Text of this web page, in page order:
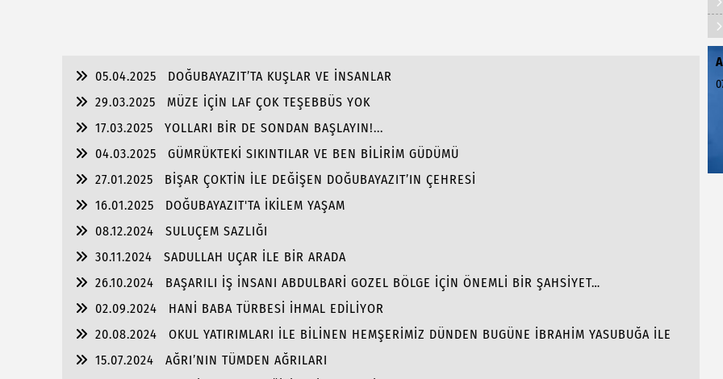
05.04.2025
DOĞUBAYAZIT’TA KUŞLAR VE İNSANLAR
29.03.2025
MÜZE İÇİN LAF ÇOK TEŞEBBÜS YOK
17.03.2025
YOLLARI BİR DE SONDAN BAŞLAYIN!...
04.03.2025
GÜMRÜKTEKİ SIKINTILAR VE BEN BİLİRİM GÜDÜMÜ
27.01.2025
BİŞAR ÇOKTİN İLE DEĞİŞEN DOĞUBAYAZIT’IN ÇEHRESİ
16.01.2025
DOĞUBAYAZIT'TA İKİLEM YAŞAM
08.12.2024
SULUÇEM SAZLIĞI
30.11.2024
SADULLAH UÇAR İLE BİR ARADA
26.10.2024
BAŞARILI İŞ İNSANI ABDULBARİ GOZEL BÖLGE İÇİN ÖNEMLİ BİR ŞAHSİYET…
02.09.2024
HANİ BABA TÜRBESİ İHMAL EDİLİYOR
20.08.2024
OKUL YATIRIMLARI İLE BİLİNEN HEMŞERİMİZ DÜNDEN BUGÜNE İBRAHİM YASUBUĞA İLE
15.07.2024
AĞRI’NIN TÜMDEN AĞRILARI